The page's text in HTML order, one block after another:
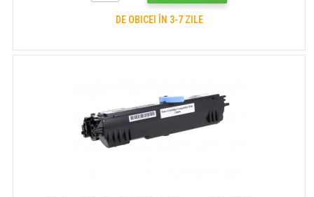
DE OBICEI ÎN 3-7 ZILE